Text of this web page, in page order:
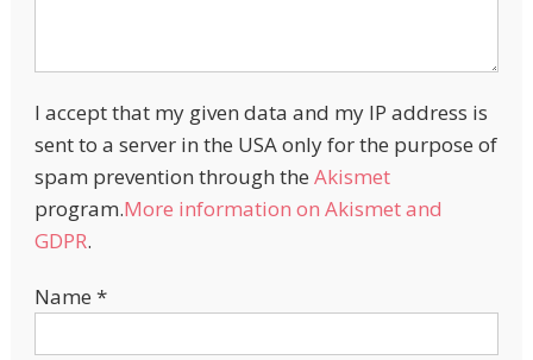
I accept that my given data and my IP address is
sent to a server in the USA only for the purpose of
spam prevention through the Akismet
program.More information on Akismet and
GDPR.
Name *